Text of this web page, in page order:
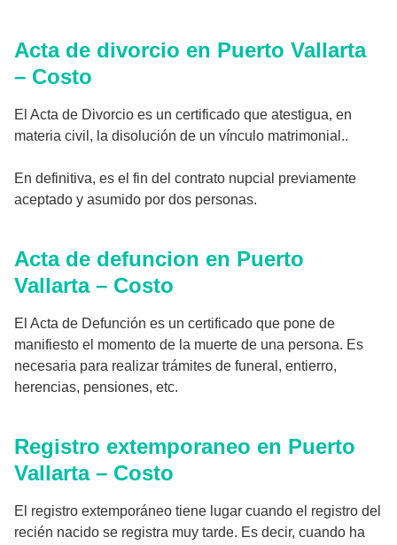
Acta de divorcio en Puerto Vallarta
– Costo
El Acta de Divorcio es un certificado que atestigua, en
materia civil, la disolución de un vínculo matrimonial..
En definitiva, es el fin del contrato nupcial previamente
aceptado y asumido por dos personas.
Acta de defuncion en Puerto
Vallarta – Costo
El Acta de Defunción es un certificado que pone de
manifiesto el momento de la muerte de una persona. Es
necesaria para realizar trámites de funeral, entierro,
herencias, pensiones, etc.
Registro extemporaneo en Puerto
Vallarta – Costo
El registro extemporáneo tiene lugar cuando el registro del
recién nacido se registra muy tarde. Es decir, cuando ha